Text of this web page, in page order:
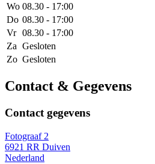
Wo 08.30 - 17:00
Do 08.30 - 17:00
Vr 08.30 - 17:00
Za Gesloten
Zo Gesloten
Contact & Gegevens
Contact gegevens
Fotograaf 2
6921 RR Duiven
Nederland